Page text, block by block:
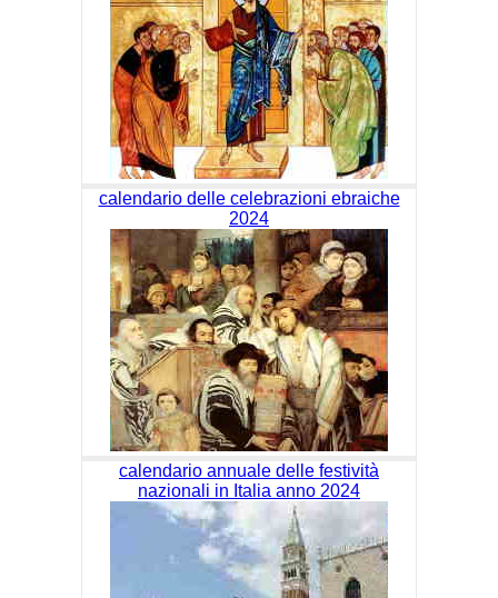
calendario delle celebrazioni ebraiche
2024
calendario annuale delle festività
nazionali in Italia anno 2024